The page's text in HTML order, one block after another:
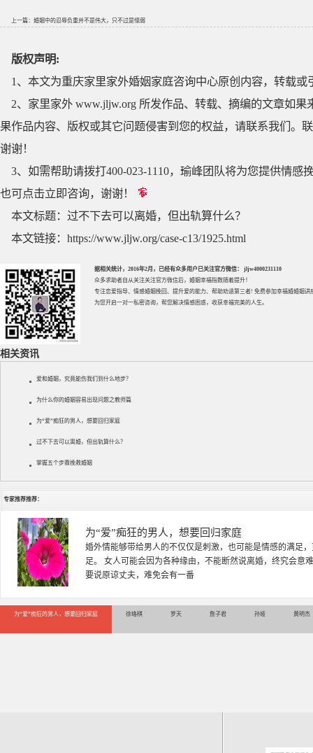
上一篇： 婚姻中的忍辱负重并不是伟大，只不过是懦弱
版权声明:
1、本文为重庆家里家外婚姻家庭咨询中心原创内容，转载
2、家里家外 www.jljw.org 所发作品、转载、摘编的文章如
果作品内容、版权或其它问题侵害到您的权益，请联系我们。
谢谢！
3、如需帮助请拨打400-023-1110，瑜峰团队将为您提供情
也可点击立即咨询，谢谢！
本文标题： 过不下去可以离婚，但出轨算什么？
本文链接： https://www.jljw.org/case-c13/1925.html
据相关统计，2016年2月，已经有众多用户已关注官方微信： jljw4000231110
众多求助者自从关注关注官方微信后，婚姻幸福指数随着提升！
专注恋爱指导、 情感婚姻挽回 、提升爱的能力、帮助劝退第三者! 免费参加幸福婚婚姻讲
为您开启一对一私密咨询，帮您解决情感困惑，收获幸福完美的人生。
相关资讯
爱和婚姻，究竟能伤我们到什么地步？
为什么你的婚姻容易出现问题之教师篇
为“爱”痴狂的男人，想要回归家庭
过不下去可以离婚，但出轨算什么？
掌握五个步骤挽救婚姻
专家推荐推荐：
徐珞棋
徐珞棋，婚姻家庭咨询师，毕业于重庆师范大学心理学专业
多年，对婚姻情感分析、恋爱择偶、夫妻关系，情感挽回、
千小时，积累了丰富的咨
为“爱”痴狂的男人，想要回归家庭 徐珞棋 罗天 詹子君 孙娅 黄明杰